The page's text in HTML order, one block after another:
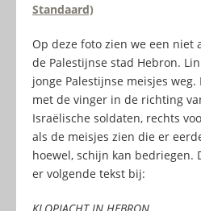
Standaard)
Op deze foto zien we een niet
de Palestijnse stad Hebron.
jonge Palestijnse meisjes
met de vinger in de richting
Israëlische soldaten, rechts
als de meisjes zien die er
hoewel, schijn kan bedriegen.
er volgende tekst bij: